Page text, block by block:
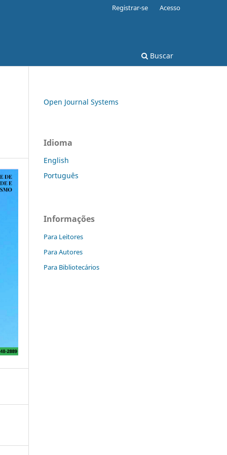
Buscar
Registrar-se Acesso
Open Journal Systems
Idioma
English
Português
Informações
Para Leitores
Para Autores
Para Bibliotecários